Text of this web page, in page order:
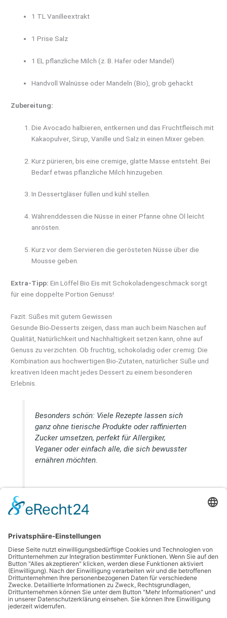
1 TL Vanilleextrakt
1 Prise Salz
1 EL pflanzliche Milch (z. B. Hafer oder Mandel)
Handvoll Walnüsse oder Mandeln (Bio), grob gehackt
Zubereitung:
Die Avocado halbieren, entkernen und das Fruchtfleisch mit
Kakaopulver, Sirup, Vanille und Salz in einen Mixer geben.
Kurz pürieren, bis eine cremige, glatte Masse entsteht. Bei
Bedarf etwas pflanzliche Milch hinzugeben.
In Dessertgläser füllen und kühl stellen.
Währenddessen die Nüsse in einer Pfanne ohne Öl leicht
anrösten.
Kurz vor dem Servieren die gerösteten Nüsse über die
Mousse geben.
Extra-Tipp: Ein Löffel Bio Eis mit Schokoladengeschmack sorgt
für eine doppelte Portion Genuss!
Fazit: Süßes mit gutem Gewissen
Gesunde Bio-Desserts zeigen, dass man auch beim Naschen auf
Qualität, Natürlichkeit und Nachhaltigkeit setzen kann, ohne auf
Genuss zu verzichten. Ob fruchtig, schokoladig oder cremig: Die
Kombination aus hochwertigen Bio-Zutaten, natürlicher Süße und
kreativen Ideen macht jedes Dessert zu einem besonderen
Erlebnis.
Besonders schön: Viele Rezepte lassen sich
ganz ohne tierische Produkte oder raffinierten
Zucker umsetzen, perfekt für Allergiker,
Veganer oder einfach alle, die sich bewusster
ernähren möchten.
Mit etwas Vorbereitung und dem richtigen Vorrat an Bio-Zutaten
gelingen die meisten Desserts schnell und unkompliziert. Und wer
Bio-Leckerei, einem cremigen, selbstgemachten Bio Eis.
Bildnachweis:
Anton – stock.adobe.com // Anja Greiner Adam – stock.adobe.com
←Vorheriger Beitrag